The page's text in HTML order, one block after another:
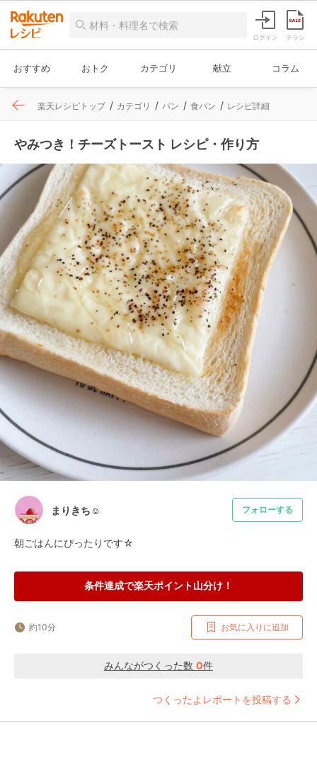
ログイン チラシ
おすすめ おトク カテゴリ 献立 コラム
楽天レシピトップ カテゴリ パン 食パン レシピ詳細
やみつき！チーズトースト レシピ・作り方
まりきち☺︎ フォローする
朝ごはんにぴったりです☆
条件達成で楽天ポイント山分け！
約10分 お気に入りに追加
みんながつくった数 0件
つくったよレポートを投稿する